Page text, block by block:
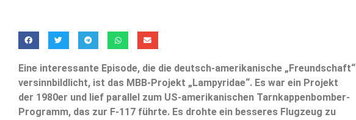
Eine interessante Episode, die die deutsch-amerikanische „Freundschaft“
versinnbildlicht, ist das MBB-Projekt „Lampyridae“. Es war ein Projekt
der 1980er und lief parallel zum US-amerikanischen Tarnkappenbomber-
Programm, das zur F-117 führte. Es drohte ein besseres Flugzeug zu